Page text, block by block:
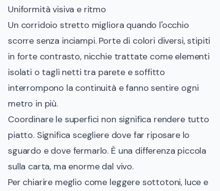
Uniformità visiva e ritmo
Un corridoio stretto migliora quando l'occhio
scorre senza inciampi. Porte di colori diversi, stipiti
in forte contrasto, nicchie trattate come elementi
isolati o tagli netti tra parete e soffitto
interrompono la continuità e fanno sentire ogni
metro in più.
Coordinare le superfici non significa rendere tutto
piatto. Significa scegliere dove far riposare lo
sguardo e dove fermarlo. È una differenza piccola
sulla carta, ma enorme dal vivo.
Per chiarire meglio come leggere sottotoni, luce e